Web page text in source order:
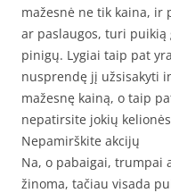
mažesnė ne tik kaina, ir
ar paslaugos, turi
pinigų. Lygiai taip pat
nusprendę jį užsisakyti
mažesnę kainą, o taip
nepatirsite jokių
Nepamirškite akcijų
Na, o pabaigai, trumpai
žinoma, tačiau visada